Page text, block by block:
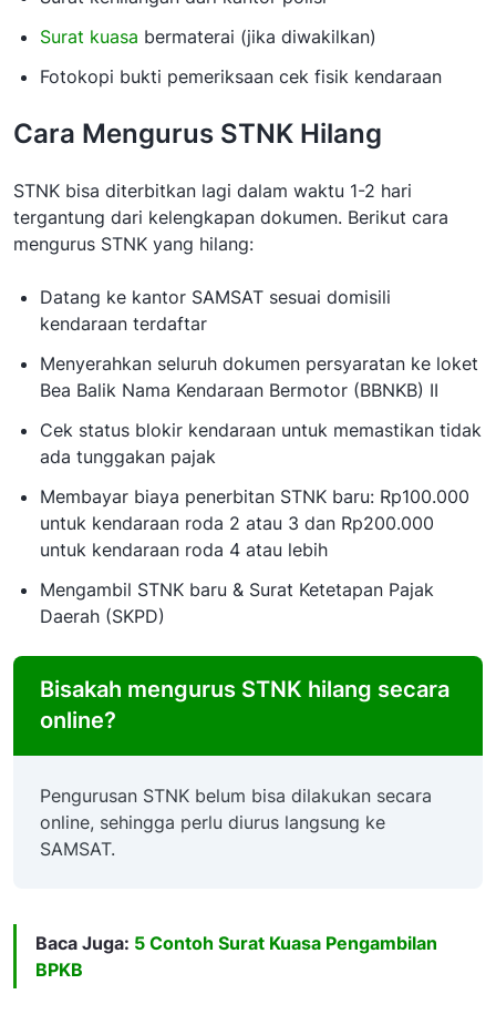
Surat kuasa bermaterai (jika diwakilkan)
Fotokopi bukti pemeriksaan cek fisik kendaraan
Cara Mengurus STNK Hilang
STNK bisa diterbitkan lagi dalam waktu 1-2 hari
tergantung dari kelengkapan dokumen. Berikut cara
mengurus STNK yang hilang:
Datang ke kantor SAMSAT sesuai domisili
kendaraan terdaftar
Menyerahkan seluruh dokumen persyaratan ke loket
Bea Balik Nama Kendaraan Bermotor (BBNKB) II
Cek status blokir kendaraan untuk memastikan tidak
ada tunggakan pajak
Membayar biaya penerbitan STNK baru: Rp100.000
untuk kendaraan roda 2 atau 3 dan Rp200.000
untuk kendaraan roda 4 atau lebih
Mengambil STNK baru & Surat Ketetapan Pajak
Daerah (SKPD)
Bisakah mengurus STNK hilang secara
online?
Pengurusan STNK belum bisa dilakukan secara
online, sehingga perlu diurus langsung ke
SAMSAT.
Baca Juga: 5 Contoh Surat Kuasa Pengambilan
BPKB